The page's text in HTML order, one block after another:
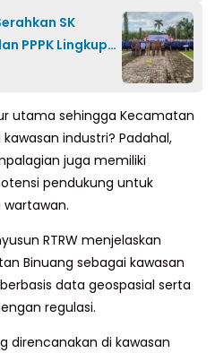
SK
PPPK Lingkup
utama sehingga Kecamatan
industri? Padahal,
juga memiliki
pendukung untuk
wartawan.
RTRW menjelaskan
Binuang sebagai kawasan
data geospasial serta
regulasi.
direncanakan di kawasan